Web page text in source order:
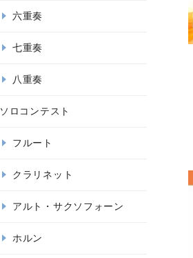
六重奏
七重奏
八重奏
ソロコンテスト
フルート
クラリネット
アルト・サクソフォーン
ホルン